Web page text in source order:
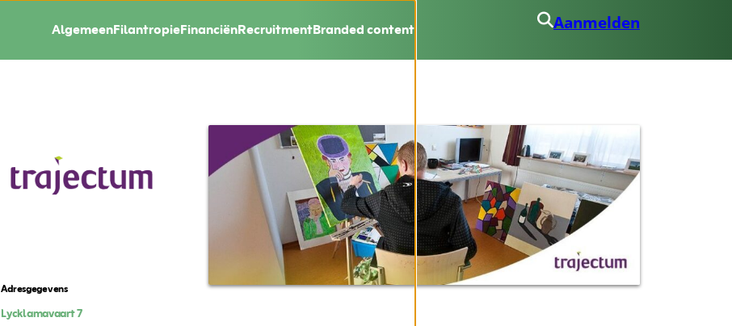
AlgemeenFilantropieFinanciënRecruitmentBranded content Aanmelden
Adresgegevens
Lycklamavaart 7